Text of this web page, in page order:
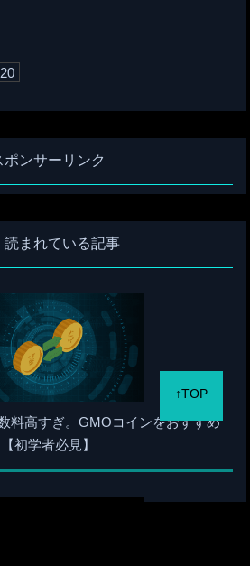
20
ポンサーリンク
読まれている記事
料高すぎ。GMOコインをおすすめ
【初学者必見】
↑TOP